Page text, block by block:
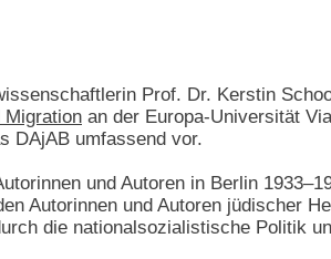
Prof. Dr. Kerstin
Migration an der Europa-Universität
DAjAB umfassend vor.
und Autoren in Berlin
Autorinnen und Autoren jüdischer
die nationalsozialistische Politik